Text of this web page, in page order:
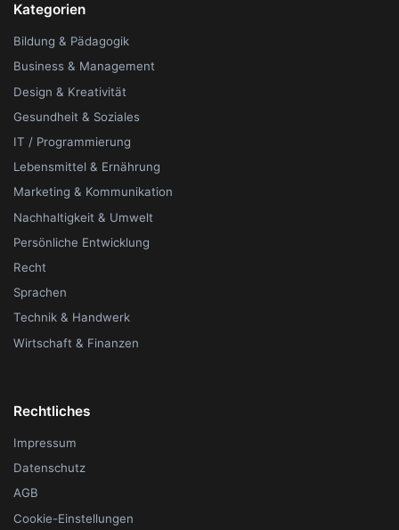
Kategorien
Bildung & Pädagogik
Business & Management
Design & Kreativität
Gesundheit & Soziales
IT / Programmierung
Lebensmittel & Ernährung
Marketing & Kommunikation
Nachhaltigkeit & Umwelt
Persönliche Entwicklung
Recht
Sprachen
Technik & Handwerk
Wirtschaft & Finanzen
Rechtliches
Impressum
Datenschutz
AGB
Cookie-Einstellungen